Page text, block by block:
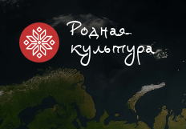
Родная
культура